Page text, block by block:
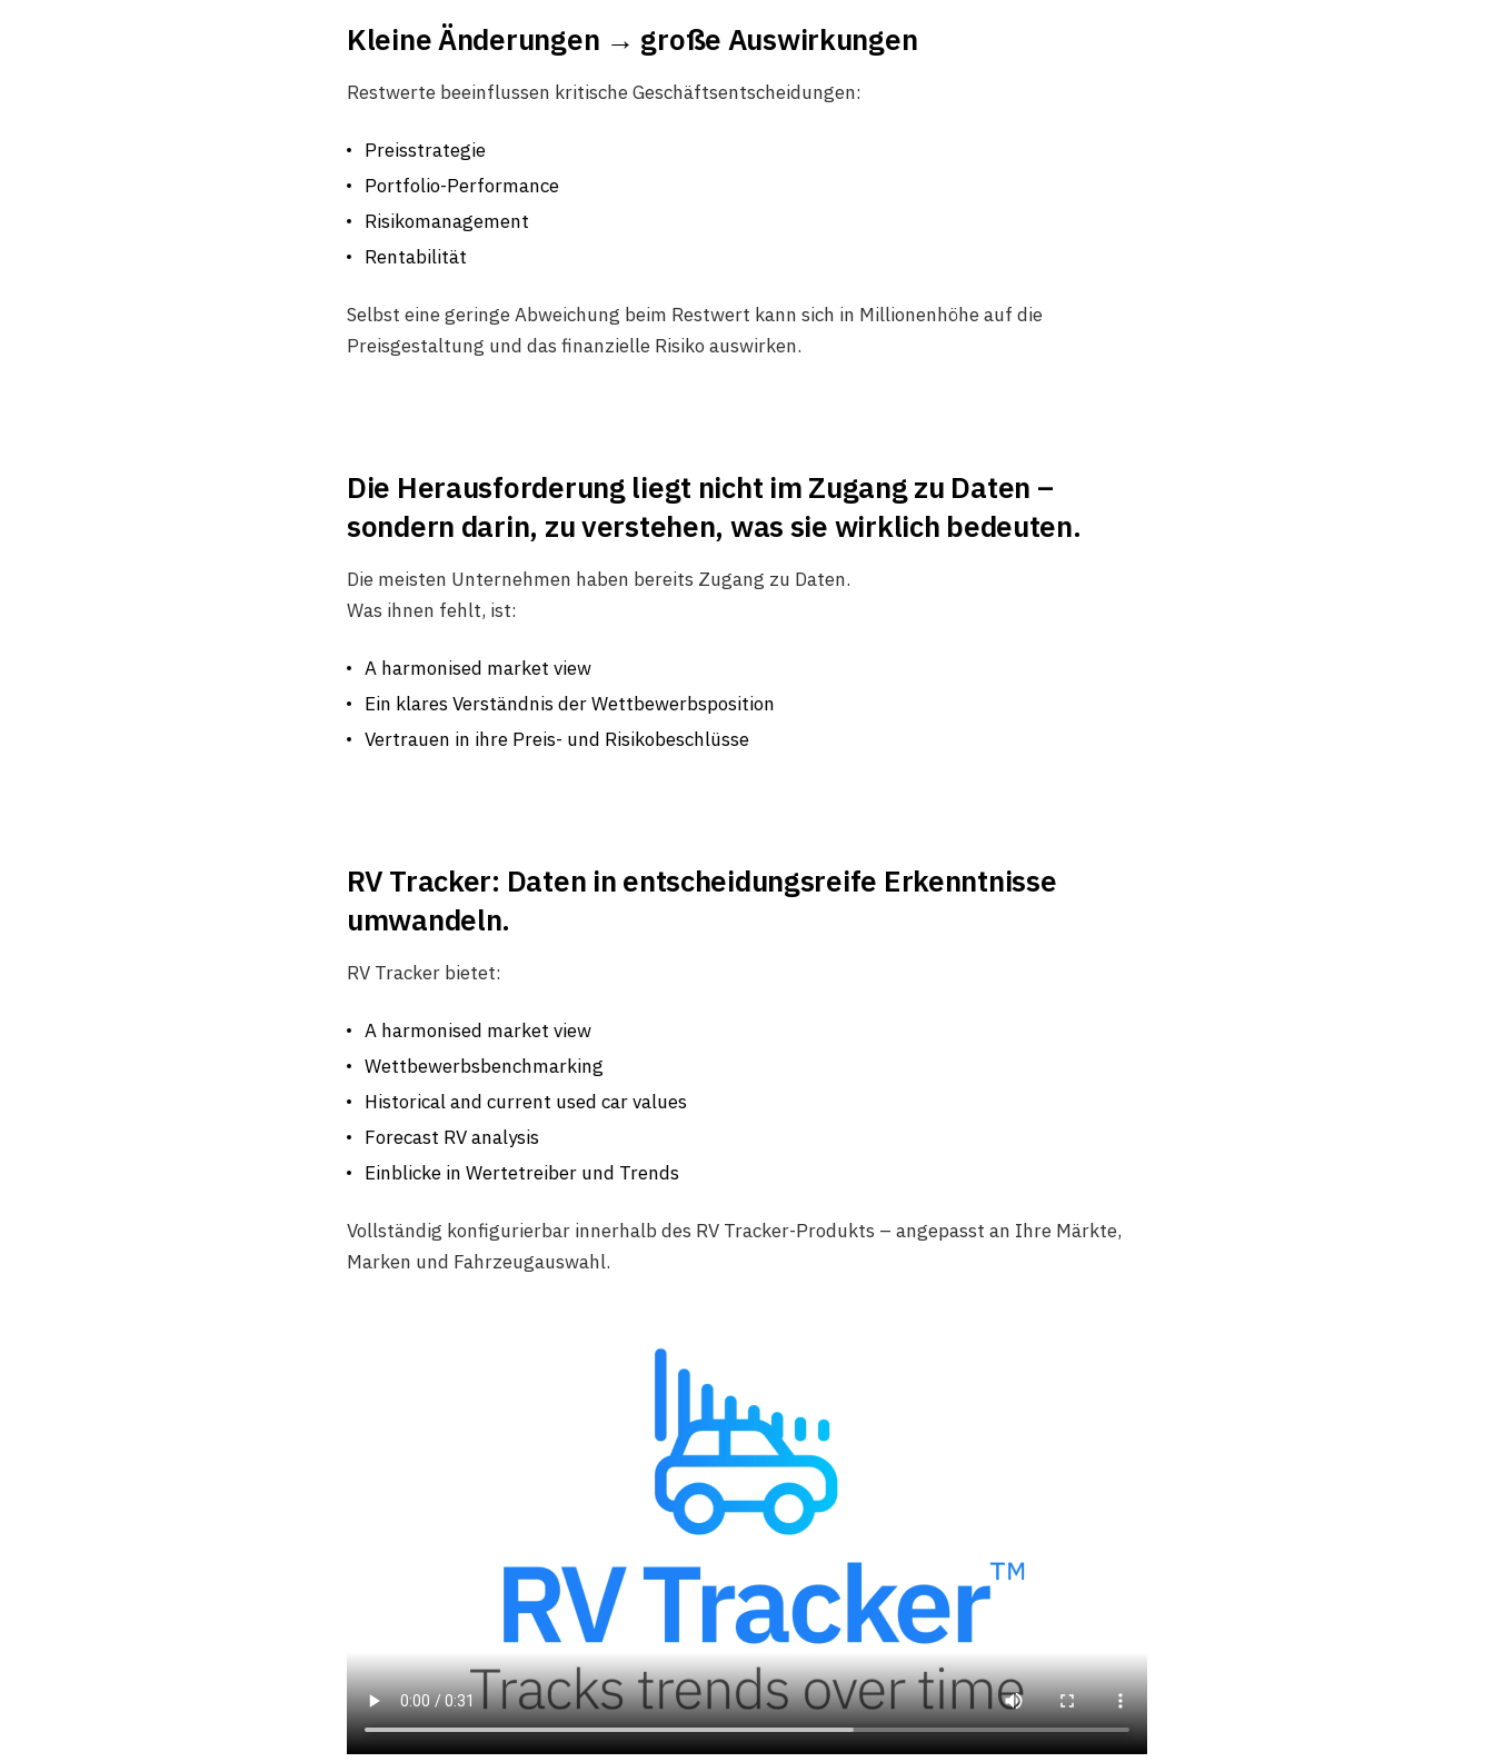
Kleine Änderungen → große Auswirkungen
Restwerte beeinflussen kritische Geschäftsentscheidungen:
Preisstrategie
Portfolio-Performance
Risikomanagement
Rentabilität
Selbst eine geringe Abweichung beim Restwert kann sich in Millionenhöhe auf die
Preisgestaltung und das finanzielle Risiko auswirken.
Die Herausforderung liegt nicht im Zugang zu Daten –
sondern darin, zu verstehen, was sie wirklich bedeuten.
Die meisten Unternehmen haben bereits Zugang zu Daten.
Was ihnen fehlt, ist:
A harmonised market view
Ein klares Verständnis der Wettbewerbsposition
Vertrauen in ihre Preis- und Risikobeschlüsse
RV Tracker: Daten in entscheidungsreife Erkenntnisse
umwandeln.
RV Tracker bietet:
A harmonised market view
Wettbewerbsbenchmarking
Historical and current used car values
Forecast RV analysis
Einblicke in Wertetreiber und Trends
Vollständig konfigurierbar innerhalb des RV Tracker-Produkts – angepasst an Ihre Märkte,
Marken und Fahrzeugauswahl.